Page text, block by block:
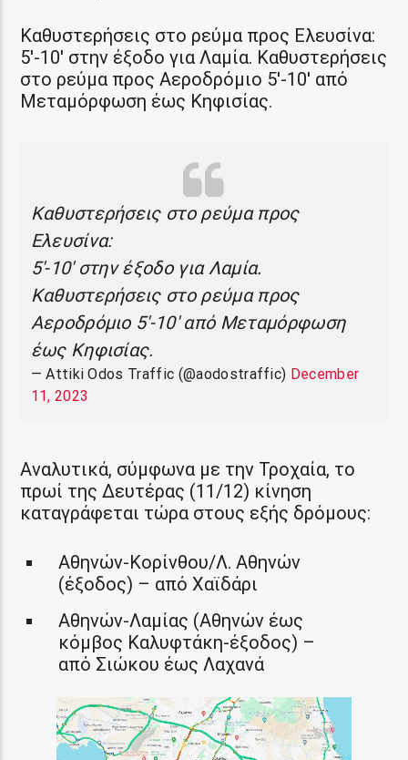
Καθυστερήσεις στο ρεύμα προς Ελευσίνα:
5′-10′ στην έξοδο για Λαμία. Καθυστερήσεις
στο ρεύμα προς Αεροδρόμιο 5′-10′ από
Μεταμόρφωση έως Κηφισίας.
Καθυστερήσεις στο ρεύμα προς
Ελευσίνα:
5'-10' στην έξοδο για Λαμία.
Καθυστερήσεις στο ρεύμα προς
Αεροδρόμιο 5'-10' από Μεταμόρφωση
έως Κηφισίας.
— Attiki Odos Traffic (@aodostraffic) December
11, 2023
Αναλυτικά, σύμφωνα με την Τροχαία, το
πρωί της Δευτέρας (11/12) κίνηση
καταγράφεται τώρα στους εξής δρόμους:
Αθηνών-Κορίνθου/Λ. Αθηνών
(έξοδος) – από Χαϊδάρι
Αθηνών-Λαμίας (Αθηνών έως
κόμβος Καλυφτάκη-έξοδος) –
από Σιώκου έως Λαχανά